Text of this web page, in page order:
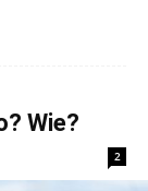
Wie?
2